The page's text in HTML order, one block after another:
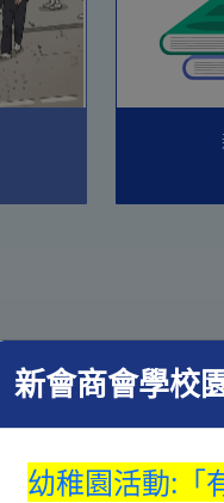
新會商會學校
幼稚園活動: